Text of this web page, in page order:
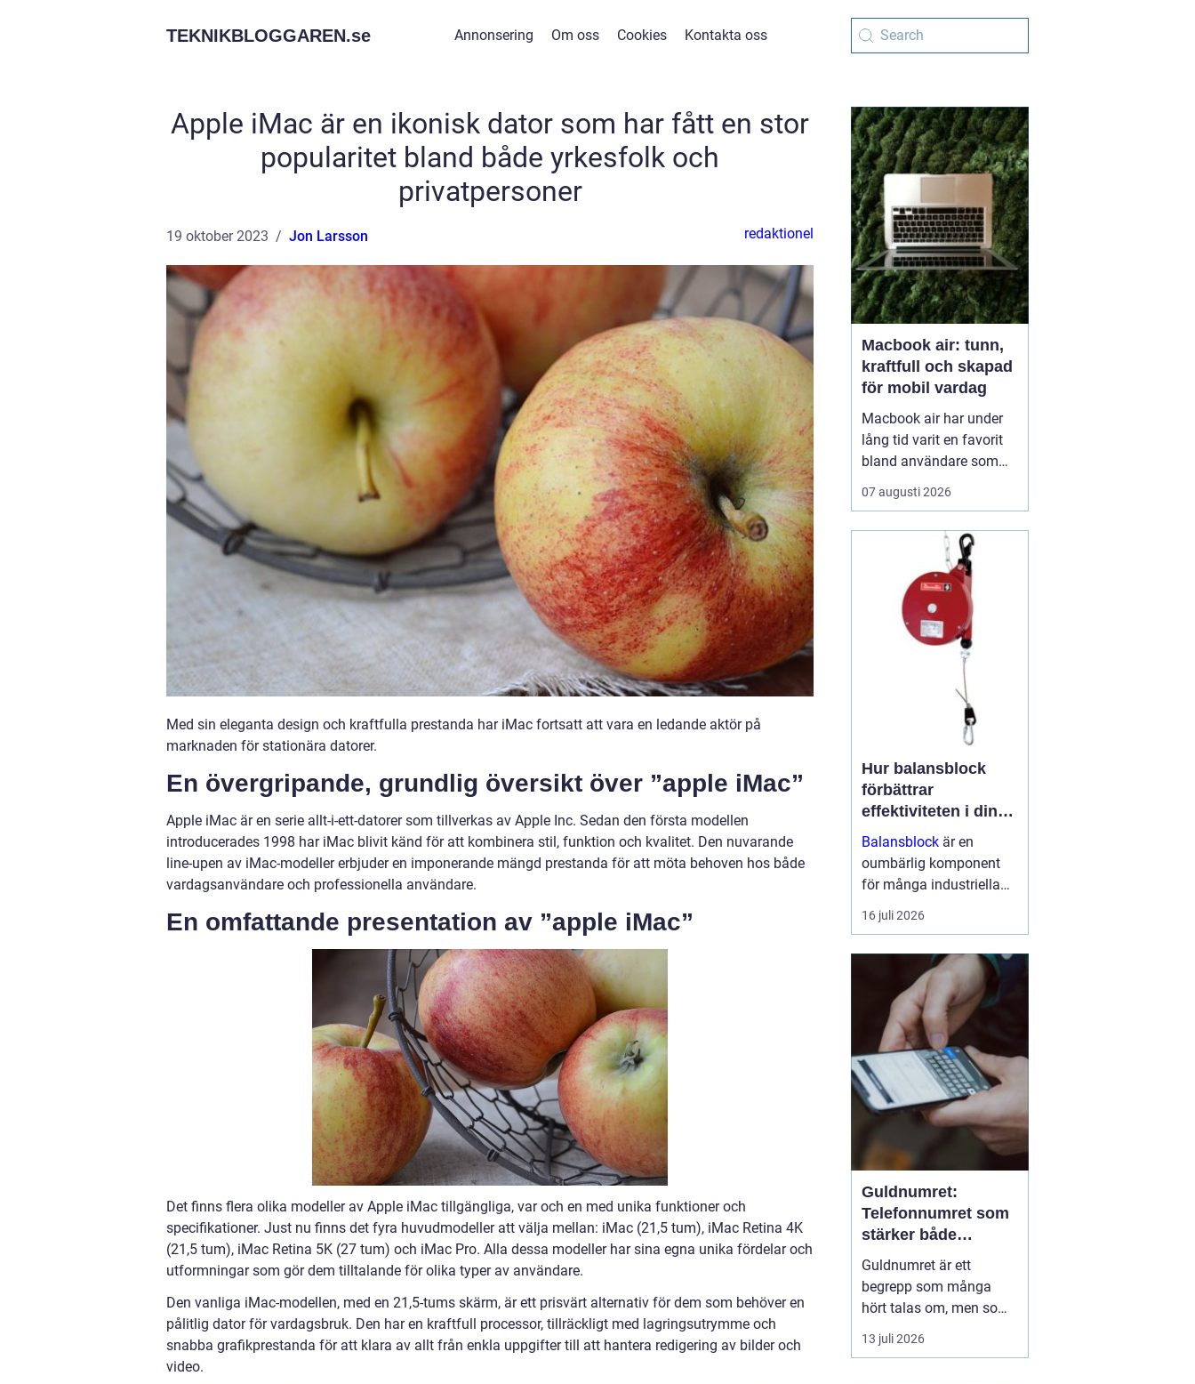
TEKNIKBLOGGAREN.se Annonsering Om oss Cookies Kontakta oss
Apple iMac är en ikonisk dator som har fått en stor
popularitet bland både yrkesfolk och
privatpersoner
19 oktober 2023 Jon Larsson redaktionel
Med sin eleganta design och kraftfulla prestanda har iMac fortsatt att vara en ledande aktör på
marknaden för stationära datorer.
En övergripande, grundlig översikt över ”apple iMac”
Apple iMac är en serie allt-i-ett-datorer som tillverkas av Apple Inc. Sedan den första modellen
introducerades 1998 har iMac blivit känd för att kombinera stil, funktion och kvalitet. Den nuvarande
line-upen av iMac-modeller erbjuder en imponerande mängd prestanda för att möta behoven hos både
vardagsanvändare och professionella användare.
En omfattande presentation av ”apple iMac”
Det finns flera olika modeller av Apple iMac tillgängliga, var och en med unika funktioner och
specifikationer. Just nu finns det fyra huvudmodeller att välja mellan: iMac (21,5 tum), iMac Retina 4K
(21,5 tum), iMac Retina 5K (27 tum) och iMac Pro. Alla dessa modeller har sina egna unika fördelar och
utformningar som gör dem tilltalande för olika typer av användare.
Den vanliga iMac-modellen, med en 21,5-tums skärm, är ett prisvärt alternativ för dem som behöver en
pålitlig dator för vardagsbruk. Den har en kraftfull processor, tillräckligt med lagringsutrymme och
snabba grafikprestanda för att klara av allt från enkla uppgifter till att hantera redigering av bilder och
video.
Macbook air: tunn,
kraftfull och skapad
för mobil vardag
Macbook air har under
lång tid varit en favorit
bland användare som
vill ha en lätt, smidig och
ändå kraftfull dator för
generationen har apple
tagit steget ännu längre
med sina
egenutvecklade m2, m3,
07 augusti 2026
Hur balansblock
förbättrar
effektiviteten i din
arbetsmiljö
Balansblock är en
oumbärlig komponent
för många industriella
och hantverksrelaterade
miljöer. De hjälper till att
16 juli 2026
Guldnumret:
Telefonnumret som
stärker både
varumärke och
vardag
Guldnumret är ett
begrepp som många
hört talas om, men som
färre har funderat
igenom strategiskt. Med
13 juli 2026